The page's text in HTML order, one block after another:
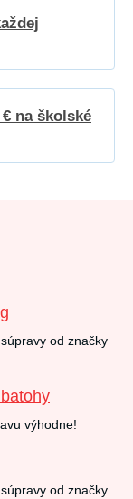
na školské
od značky
výhodne!
od značky